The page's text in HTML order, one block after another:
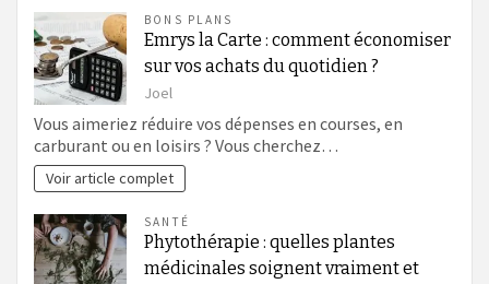
BONS PLANS
Emrys la Carte : comment économiser
sur vos achats du quotidien ?
Joel
Vous aimeriez réduire vos dépenses en courses, en
carburant ou en loisirs ? Vous cherchez…
Voir article complet
SANTÉ
Phytothérapie : quelles plantes
médicinales soignent vraiment et